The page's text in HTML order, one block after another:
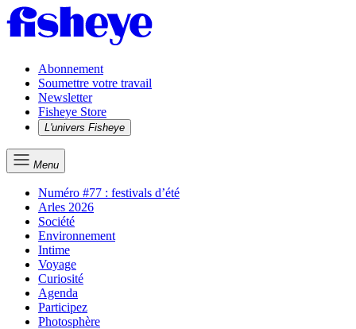
Abonnement
Soumettre votre travail
Newsletter
Fisheye Store
L'univers Fisheye
Menu
Numéro #77 : festivals d’été
Arles 2026
Société
Environnement
Intime
Voyage
Curiosité
Agenda
Participez
Photosphère